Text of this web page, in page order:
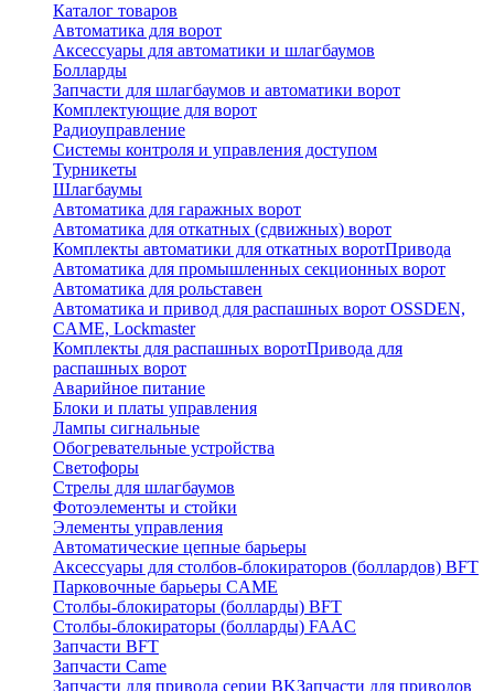
Каталог товаров
Автоматика для ворот
Аксессуары для автоматики и шлагбаумов
Болларды
Запчасти для шлагбаумов и автоматики ворот
Комплектующие для ворот
Радиоуправление
Системы контроля и управления доступом
Турникеты
Шлагбаумы
Автоматика для гаражных ворот
Автоматика для откатных (сдвижных) ворот
Комплекты автоматики для откатных воротПривода
Автоматика для промышленных секционных ворот
Автоматика для рольставен
Автоматика и привод для распашных ворот OSSDEN,
CAME, Lockmaster
Комплекты для распашных воротПривода для
распашных ворот
Аварийное питание
Блоки и платы управления
Лампы сигнальные
Обогревательные устройства
Светофоры
Стрелы для шлагбаумов
Фотоэлементы и стойки
Элементы управления
Автоматические цепные барьеры
Аксессуары для столбов-блокираторов (боллардов) BFT
Парковочные барьеры CAME
Столбы-блокираторы (болларды) BFT
Столбы-блокираторы (болларды) FAAC
Запчасти BFT
Запчасти Came
Запчасти для привода серии BKЗапчасти для приводов